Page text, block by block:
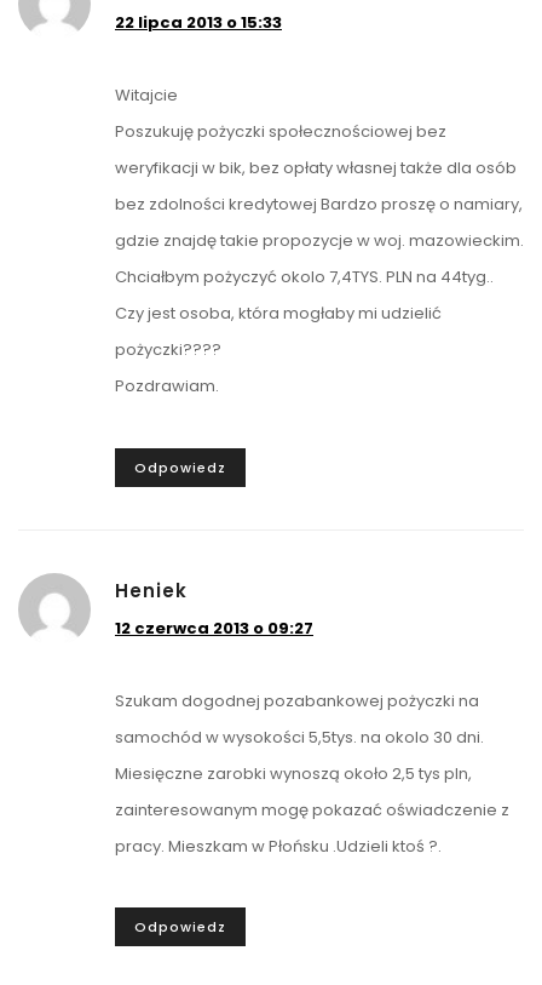
22 lipca 2013 o 15:33
Witajcie
Poszukuję pożyczki społecznościowej bez
weryfikacji w bik, bez opłaty własnej także dla osób
bez zdolności kredytowej Bardzo proszę o namiary,
gdzie znajdę takie propozycje w woj. mazowieckim.
Chciałbym pożyczyć okolo 7,4TYS. PLN na 44tyg..
Czy jest osoba, która mogłaby mi udzielić
pożyczki????
Pozdrawiam.
Odpowiedz
Heniek
12 czerwca 2013 o 09:27
Szukam dogodnej pozabankowej pożyczki na
samochód w wysokości 5,5tys. na okolo 30 dni.
Miesięczne zarobki wynoszą około 2,5 tys pln,
zainteresowanym mogę pokazać oświadczenie z
pracy. Mieszkam w Płońsku .Udzieli ktoś ?.
Odpowiedz